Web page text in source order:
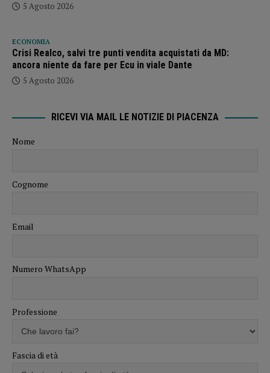
5 Agosto 2026
ECONOMIA
Crisi Realco, salvi tre punti vendita acquistati da MD:
ancora niente da fare per Ecu in viale Dante
5 Agosto 2026
RICEVI VIA MAIL LE NOTIZIE DI PIACENZA
Nome
Cognome
Email
Numero WhatsApp
Professione
Fascia di età